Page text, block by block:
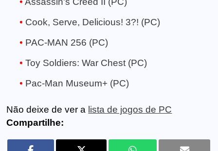
Cook, Serve, Delicious! 3?! (PC)
PAC-MAN 256 (PC)
Toy Soldiers: War Chest (PC)
Pac-Man Museum+ (PC)
Não deixe de ver a lista de jogos de PC
Compartilhe: